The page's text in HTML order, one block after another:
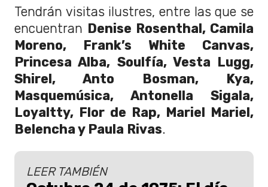
Tendrán visitas ilustres, entre las que se
encuentran Denise Rosenthal, Camila
Moreno, Frank’s White Canvas,
Princesa Alba, Soulfía, Vesta Lugg,
Shirel, Anto Bosman, Kya,
Masquemúsica, Antonella Sigala,
Loyaltty, Flor de Rap, Mariel Mariel,
Belencha y Paula Rivas.
LEER TAMBIÉN